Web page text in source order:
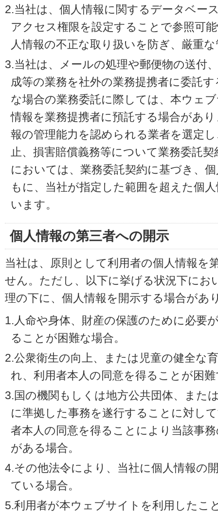
2.当社は、個人情報に関するデータベー
アクセス権限を設定することで参照可
人情報の不正な取り扱いを防ぎ、厳重
3.当社は、メールの処理や郵便物の送付
成等の業務を社外の業務提携者に委託
な場合の業務委託に際しては、本ウェ
情報を業務提携者に預託する場合があ
報の管理能力を認められる業者を選定
止、損害賠償義務等について業務委託
においては、業務委託契約に基づき、
もに、当社が指定した範囲を超えた個
います。
個人情報の第三者への開示
当社は、原則として利用者の個人情報を
せん。ただし、以下に挙げる状況下にお
理の下に、個人情報を開示する場合があ
1.人命や身体、財産の保護のために必要
ることが困難な場合。
2.公衆衛生の向上、または児童の健全な
れ、利用者本人の同意を得ることが困
3.国の機関もしくは地方公共団体、また
に準拠した事務を遂行することに対し
者本人の同意を得ることにより当該事
がある場合。
4.その他法令により、当社に個人情報の
ている場合。
5.利用者が本ウェブサイトを利用したこ